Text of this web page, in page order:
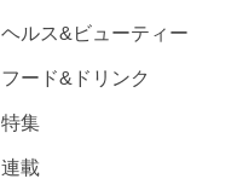
ヘルス&ビューティー
フード&ドリンク
特集
連載